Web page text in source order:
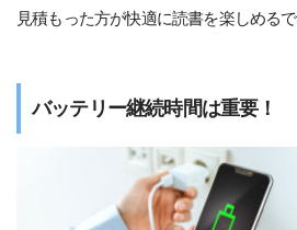
見積もった方が快適に読書を楽しめるで
バッテリー継続時間は重要！